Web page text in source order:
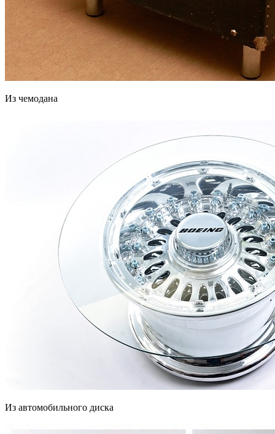
Из чемодана
Из автомобильного диска